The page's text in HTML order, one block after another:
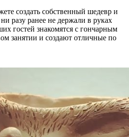
создать собственный шедевр и
разу ранее не держали в руках
гостей знакомятся с гончарным
занятии и создают отличные по